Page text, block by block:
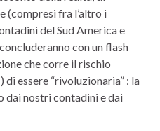
(compresi fra l’altro i
del Sud America e
con un flash
che corre il rischio
essere “rivoluzionaria” : la
dai nostri contadini e dai